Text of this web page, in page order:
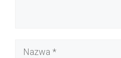
Nazwa